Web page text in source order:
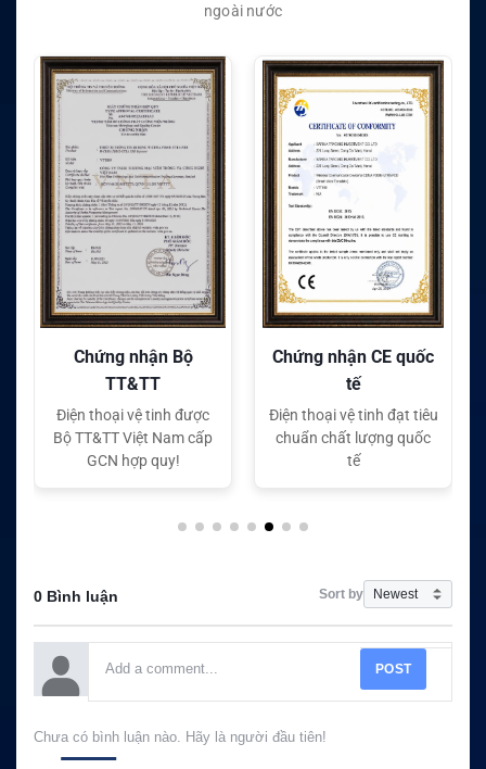
ngoài nước
Chứng nhận CE quốc
tế
Điện thoại vệ tinh đạt tiêu
chuẩn chất lượng quốc
tế
Chứng nhận FC quốc
tế
Điện thoại vệ tinh đạt tiêu
chuẩn chất lượng quốc
tế
0 Bình luận Sort by
POST
Chưa có bình luận nào. Hãy là người đầu tiên!